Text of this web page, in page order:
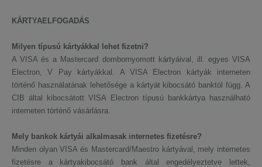
KÁRTYAELFOGADÁS
Milyen típusú kártyákkal lehet fizetni?
A VISA és a Mastercard dombornyomott kártyáival, ill. egyes VISA
Electron, V Pay kártyákkal. A VISA Electron kártyák interneten
történő használatának lehetősége a kártyát kibocsátó banktól függ. A
CIB által kibocsátott VISA Electron típusú bankkártya használható
interneten történő vásárlásra.
Mely bankok kártyái alkalmasak internetes fizetésre?
Minden olyan VISA és Mastercard/Maestro kártyával, mely internetes
fizetésre a kártyakibocsátó bank által engedélyeztetve lettek,